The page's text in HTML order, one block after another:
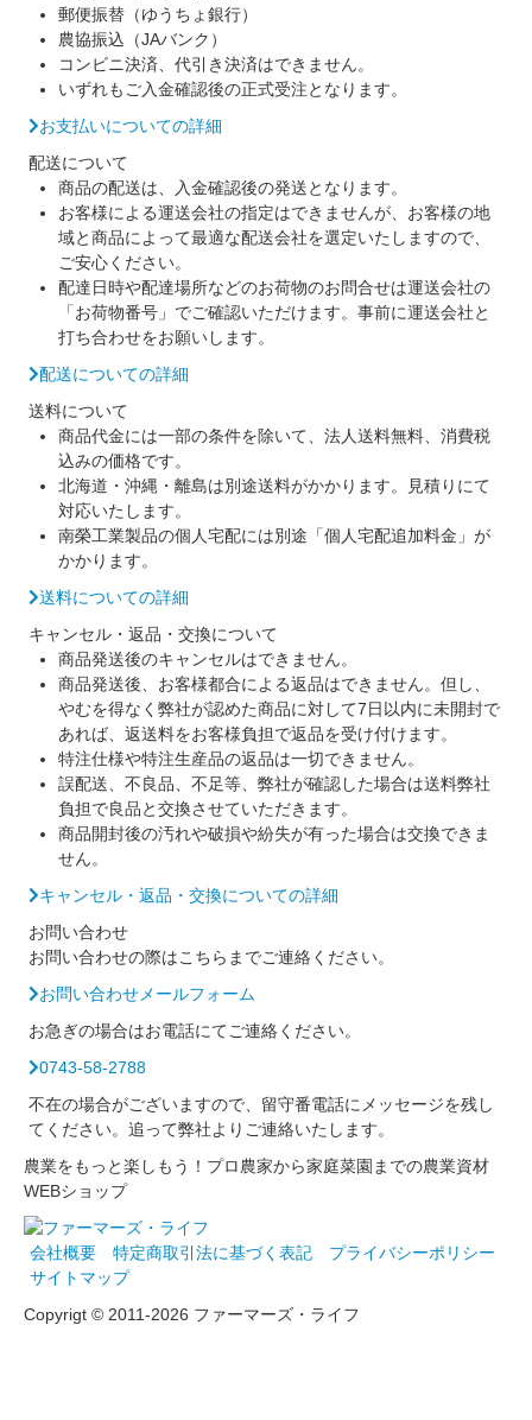
郵便振替（ゆうちょ銀行）
農協振込（JAバンク）
コンビニ決済、代引き決済はできません。
いずれもご入金確認後の正式受注となります。
お支払いについての詳細
配送について
商品の配送は、入金確認後の発送となります。
お客様による運送会社の指定はできませんが、お客様の地
域と商品によって最適な配送会社を選定いたしますので、
ご安心ください。
配達日時や配達場所などのお荷物のお問合せは運送会社の
「お荷物番号」でご確認いただけます。事前に運送会社と
打ち合わせをお願いします。
配送についての詳細
送料について
商品代金には一部の条件を除いて、法人送料無料、消費税
込みの価格です。
北海道・沖縄・離島は別途送料がかかります。見積りにて
対応いたします。
南榮工業製品の個人宅配には別途「個人宅配追加料金」が
かかります。
送料についての詳細
キャンセル・返品・交換について
商品発送後のキャンセルはできません。
商品発送後、お客様都合による返品はできません。但し、
やむを得なく弊社が認めた商品に対して7日以内に未開封で
あれば、返送料をお客様負担で返品を受け付けます。
特注仕様や特注生産品の返品は一切できません。
誤配送、不良品、不足等、弊社が確認した場合は送料弊社
負担で良品と交換させていただきます。
商品開封後の汚れや破損や紛失が有った場合は交換できま
せん。
キャンセル・返品・交換についての詳細
お問い合わせ
お問い合わせの際はこちらまでご連絡ください。
お問い合わせメールフォーム
お急ぎの場合はお電話にてご連絡ください。
0743-58-2788
不在の場合がございますので、留守番電話にメッセージを残し
てください。追って弊社よりご連絡いたします。
農業をもっと楽しもう！プロ農家から家庭菜園までの農業資材
WEBショップ
会社概要 特定商取引法に基づく表記
プライバシーポリシー
サイトマップ
Copyrigt © 2011-2026 ファーマーズ・ライフ